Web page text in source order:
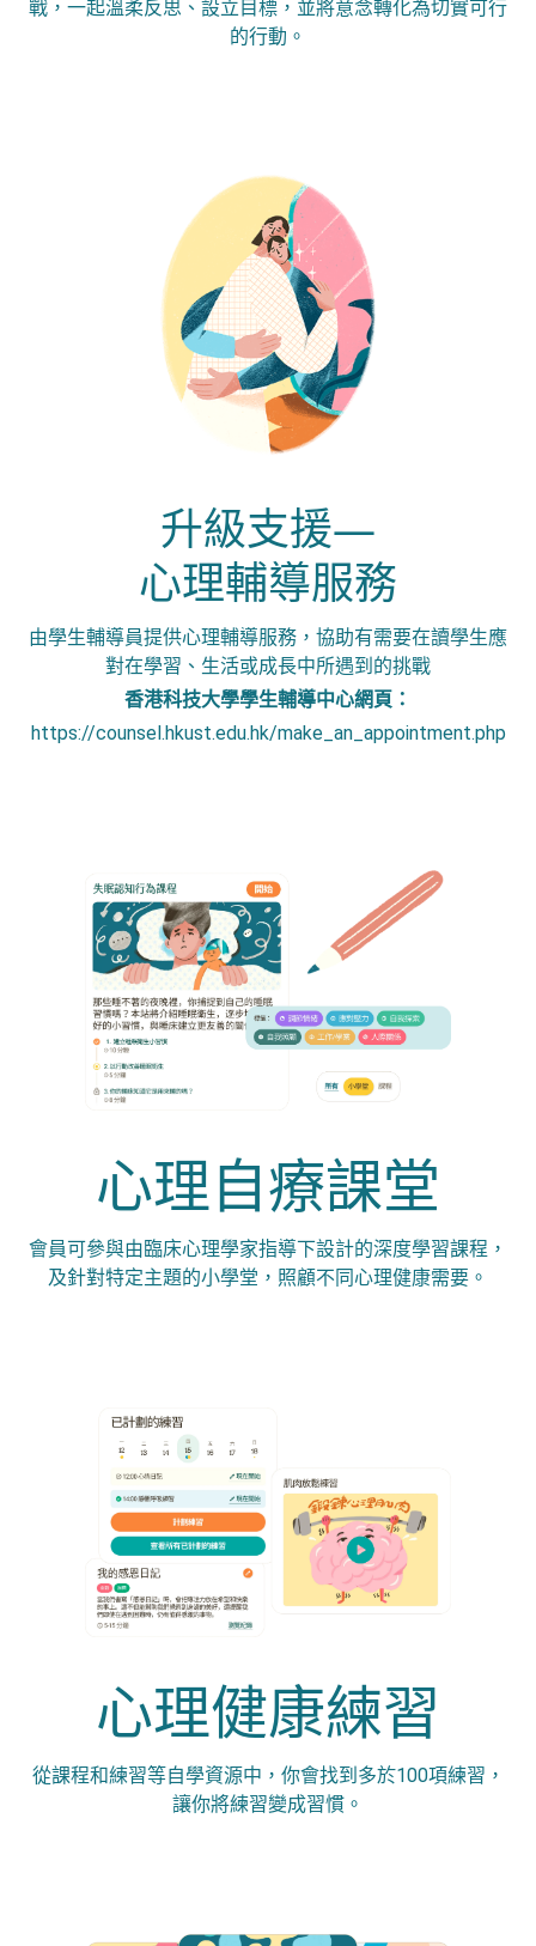
戰，一起溫柔反思、設立目標，並將意念轉化為切實可行
的行動。
升級支援—
心理輔導服務
由學生輔導員提供心理輔導服務，協助有需要在讀學生應
對在學習、生活或成長中所遇到的挑戰
香港科技大學學生輔導中心網頁：
https://counsel.hkust.edu.hk/make_an_appointment.php
心理自療課堂
會員可參與由臨床心理學家指導下設計的深度學習課程，
及針對特定主題的小學堂，照顧不同心理健康需要。
心理健康練習
從課程和練習等自學資源中，你會找到多於100項練習，
讓你將練習變成習慣。